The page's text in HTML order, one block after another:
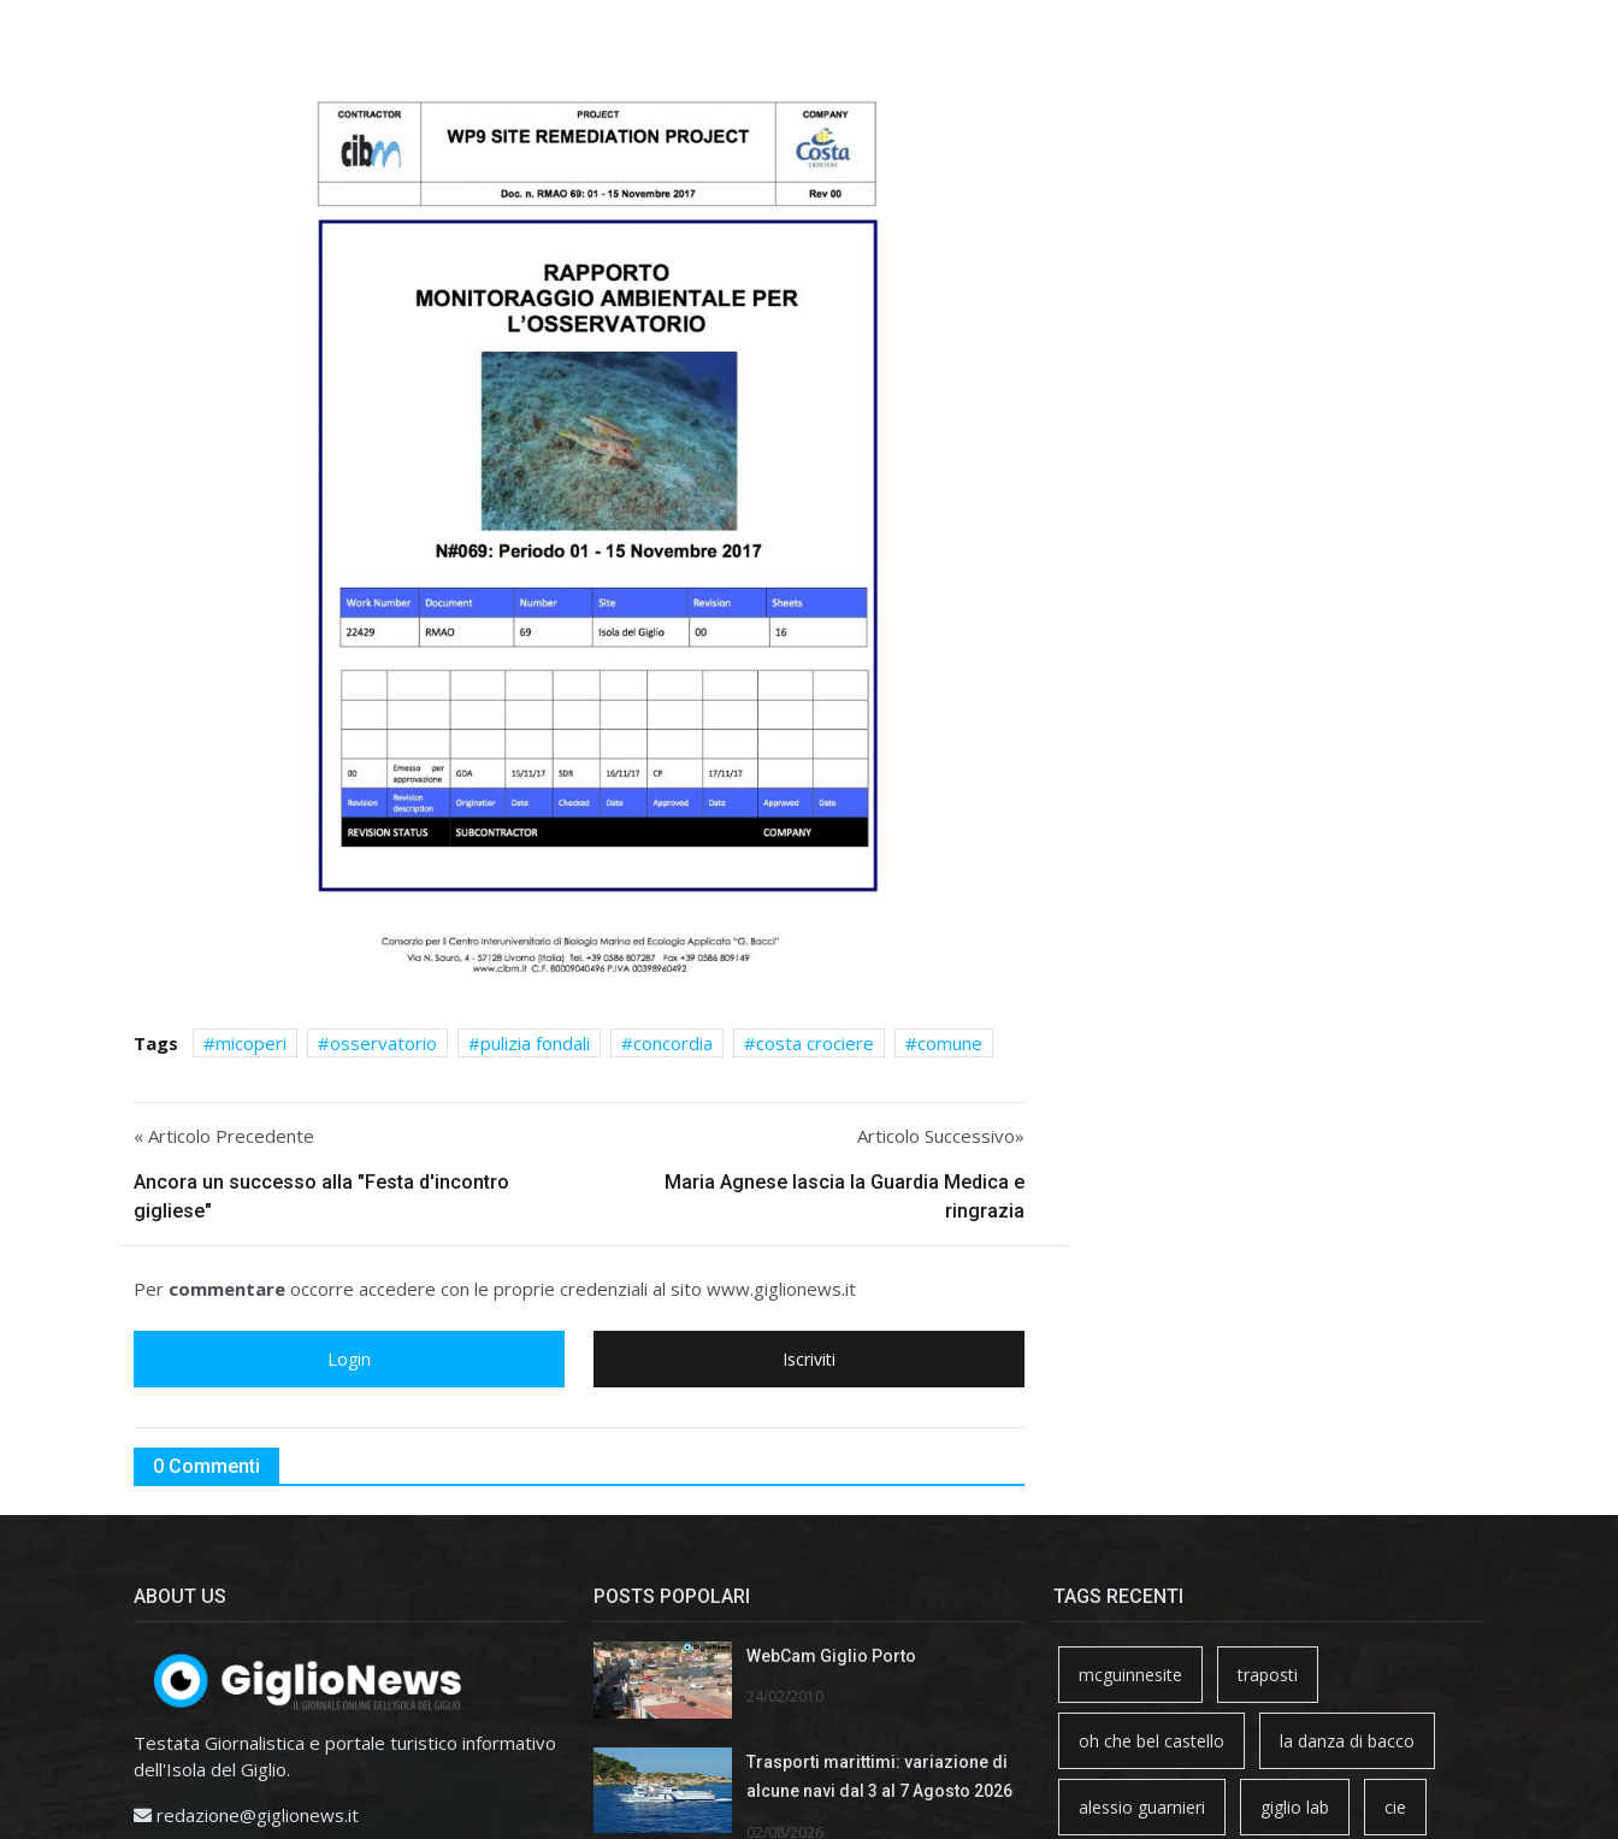
Tags micoperi osservatorio pulizia fondali concordia costa crociere comune
« Articolo Precedente
Ancora un successo alla "Festa d'incontro
gigliese"
Articolo Successivo»
Maria Agnese lascia la Guardia Medica e
ringrazia
Per commentare occorre accedere con le proprie credenziali al sito www.giglionews.it
Login Iscriviti
0 Commenti
ABOUT US
Testata Giornalistica e portale turistico informativo
dell'Isola del Giglio.
redazione@giglionews.it
POSTS POPOLARI
WebCam Giglio Porto
24/02/2010
Trasporti marittimi: variazione di
alcune navi dal 3 al 7 Agosto 2026
02/08/2026
TAGS RECENTI
mcguinnesite traposti
oh che bel castello la danza di bacco
alessio guarnieri giglio lab cie